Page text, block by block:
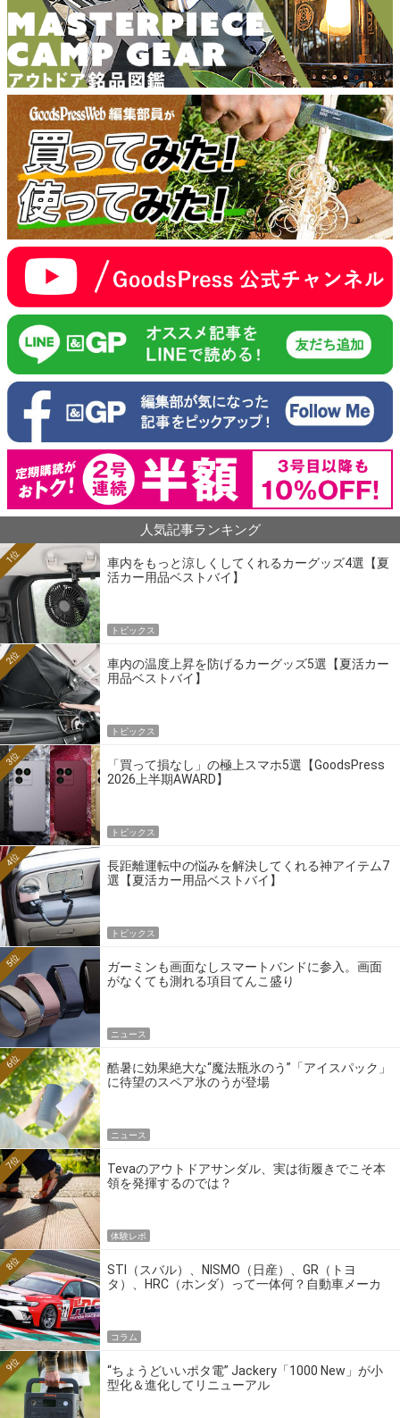
人気記事ランキング
車内をもっと涼しくしてくれるカーグッズ4選【夏
活カー用品ベストバイ】
1位
トピックス
車内の温度上昇を防げるカーグッズ5選【夏活カー
用品ベストバイ】
2位
トピックス
「買って損なし」の極上スマホ5選【GoodsPress
2026上半期AWARD】
3位
トピックス
長距離運転中の悩みを解決してくれる神アイテム7
選【夏活カー用品ベストバイ】
4位
トピックス
ガーミンも画面なしスマートバンドに参入。画面
がなくても測れる項目てんこ盛り
5位
ニュース
酷暑に効果絶大な“魔法瓶氷のう”「アイスパック」
に待望のスペア氷のうが登場
6位
ニュース
Tevaのアウトドアサンダル、実は街履きでこそ本
領を発揮するのでは？
7位
体験レポ
STI（スバル）、NISMO（日産）、GR（トヨ
タ）、HRC（ホンダ）って一体何？自動車メーカ
8位
コラム
“ちょうどいいポタ電” Jackery「1000 New」が小
型化＆進化してリニューアル
9位